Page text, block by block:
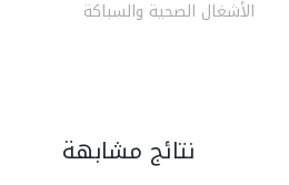
الأشغال الصحية والسباكة
نتائج مشابهة